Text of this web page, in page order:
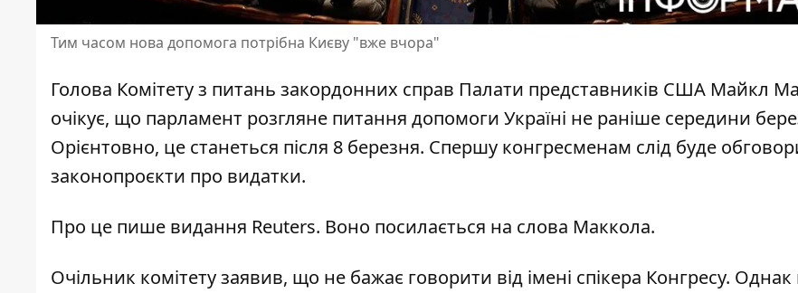
Тим часом нова допомога потрібна Києву "вже вчора"
Голова Комітету з питань закордонних справ Палати представників США Майкл
очікує, що парламент розгляне питання допомоги Україні не раніше середини
Орієнтовно, це станеться після 8 березня. Спершу конгресменам слід буде
законопроєкти про видатки.
Про це пише видання Reuters. Воно посилається на слова Маккола.
Очільник комітету заявив, що не бажає говорити від імені спікера Конгресу. Однак